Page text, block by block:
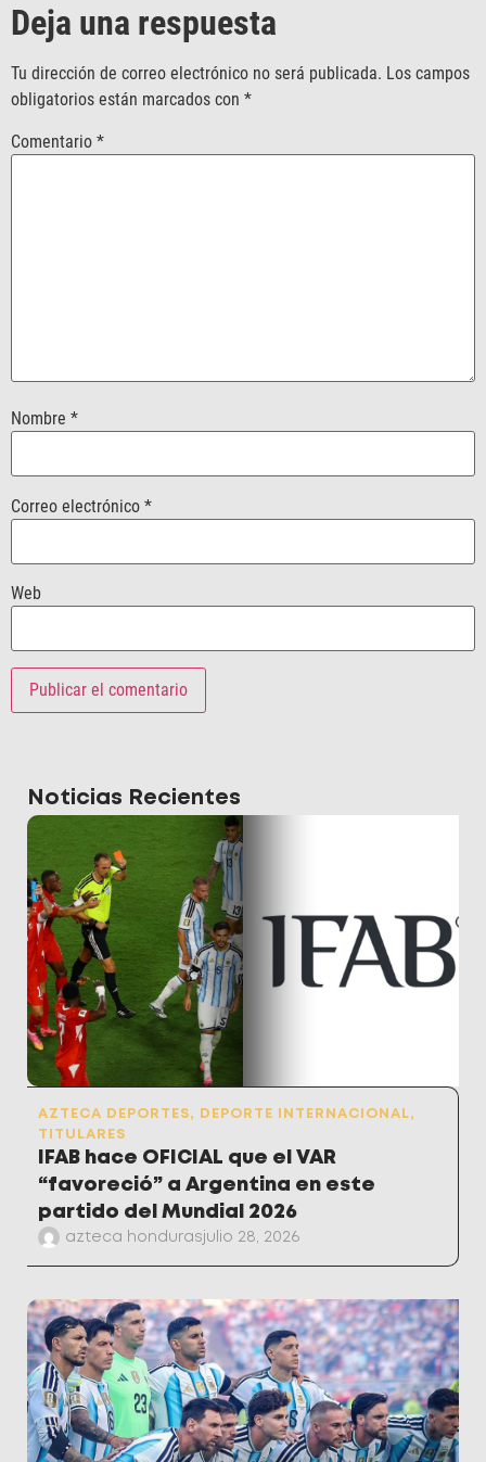
Deja una respuesta
Tu dirección de correo electrónico no será publicada. Los campos
obligatorios están marcados con *
Comentario *
Nombre *
Correo electrónico *
Web
Noticias Recientes
AZTECA DEPORTES, DEPORTE INTERNACIONAL,
TITULARES
IFAB hace OFICIAL que el VAR
“favoreció” a Argentina en este
partido del Mundial 2026
azteca hondurasjulio 28, 2026